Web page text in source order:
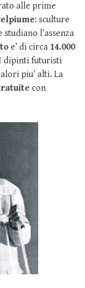
alle prime
: sculture
l’assenza
e’ di circa 14.000
dipinti futuristi
piu’ alti. La
con